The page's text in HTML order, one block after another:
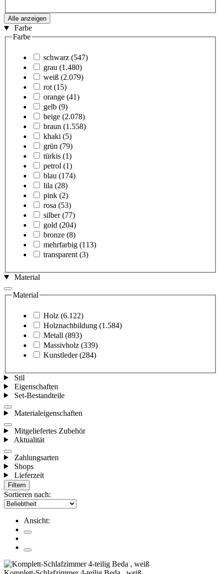
Alle anzeigen
Farbe
Farbe
schwarz (547)
grau (1.480)
weiß (2.079)
rot (15)
orange (41)
gelb (9)
beige (2.078)
braun (1.558)
khaki (5)
grün (79)
türkis (1)
petrol (1)
blau (174)
lila (28)
pink (2)
rosa (53)
silber (77)
gold (204)
bronze (8)
mehrfarbig (113)
transparent (3)
Material
Material
Holz (6.122)
Holznachbildung (1.584)
Metall (893)
Massivholz (339)
Kunstleder (284)
Stil
Eigenschaften
Set-Bestandteile
Materialeigenschaften
Mitgeliefertes Zubehör
Aktualität
Zahlungsarten
Shops
Lieferzeit
Filtern
Sortieren nach:
Ansicht: